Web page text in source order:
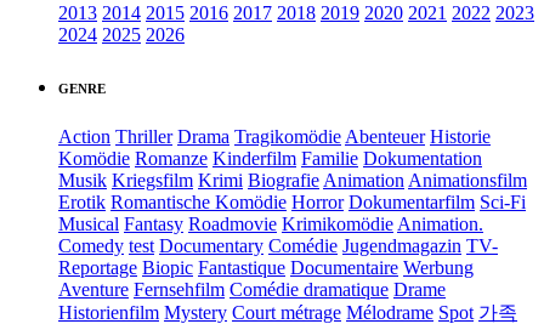
2013 2014 2015 2016 2017 2018 2019 2020 2021 2022 2023
2024 2025 2026
GENRE
Action Thriller Drama Tragikomödie Abenteuer Historie
Komödie Romanze Kinderfilm Familie Dokumentation
Musik Kriegsfilm Krimi Biografie Animation Animationsfilm
Erotik Romantische Komödie Horror Dokumentarfilm Sci-Fi
Musical Fantasy Roadmovie Krimikomödie Animation.
Comedy test Documentary Comédie Jugendmagazin TV-
Reportage Biopic Fantastique Documentaire Werbung
Aventure Fernsehfilm Comédie dramatique Drame
Historienfilm Mystery Court métrage Mélodrame Spot 가족